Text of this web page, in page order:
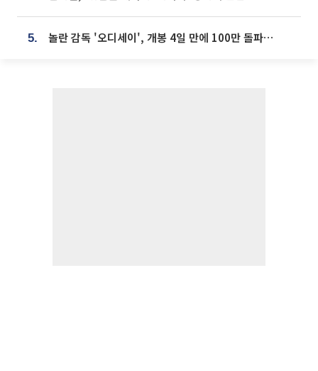
5. 놀란 감독 '오디세이', 개봉 4일 만에 100만 돌파⋯'왕사남' 보다 빠르다